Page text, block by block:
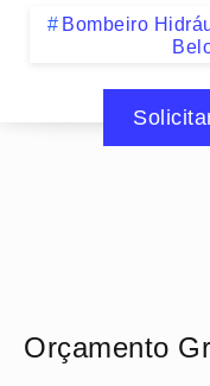
Bombeiro
Orçamento